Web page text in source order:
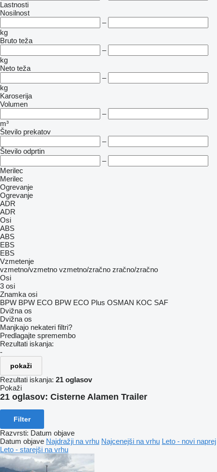
Lastnosti
Nosilnost
–
kg
Bruto teža
–
kg
Neto teža
–
kg
Karoserija
Volumen
–
m³
Število prekatov
–
Število odprtin
–
Merilec
Merilec
Ogrevanje
Ogrevanje
ADR
ADR
Osi
ABS
ABS
EBS
EBS
Vzmetenje
vzmetno/vzmetno vzmetno/zračno zračno/zračno
Osi
3 osi
Znamka osi
BPW BPW ECO BPW ECO Plus OSMAN KOC SAF
Dvižna os
Dvižna os
Manjkajo nekateri filtri?
Predlagajte spremembo
Rezultati iskanja:
-
pokaži
Rezultati iskanja: 21 oglasov
Pokaži
21 oglasov: Cisterne Alamen Trailer
Filter
Razvrsti: Datum objave
Datum objave Najdražji na vrhu Najcenejši na vrhu Leto - novi naprej
Leto - starejši na vrhu